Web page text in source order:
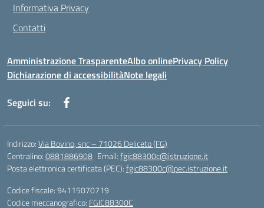
Informativa Privacy
Contatti
Amministrazione TrasparenteAlbo onlinePrivacy Policy
Dichiarazione di accessibilitàNote legali
Seguici su:
Indirizzo:Via Bovino, snc – 71026 Deliceto (FG)
Centralino:0881886908 Email:fgic88300c@istruzione.it
Posta elettronica certificata (PEC):fgic88300c@pec.istruzione.it
Codice fiscale: 94115070719
Codice meccanografico: FGIC88300C